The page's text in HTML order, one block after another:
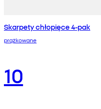
Skarpety chłopięce 4-pak
prążkowane
10